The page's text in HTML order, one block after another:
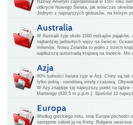
Nazwę Ameryki zaproponował w 1507 roku
odkrycie Nowego Świata, jak wówczas
Jednym z najstarszych globusów, na którym
Australia
W Australii żyje około 1500 rodzajów
najbardziej jadowitych węży na świecie.
milionów. Nowa Zelandia to jeden z trzech
najdłuższą autostradą krajową na świecie. Ma
Azja
60% ludności świata żyje w Azji. Chiny są tak
tylko jedną - narodową strefę czasową.
W Azji znajduje się najwyższy punkt na lądzie
Martwego (430,5 m p.p.m.). Spośród 10
Europa
Według greckiego mitu, imię Europa
następnie zabrał ją na Kretę. Bułgaria